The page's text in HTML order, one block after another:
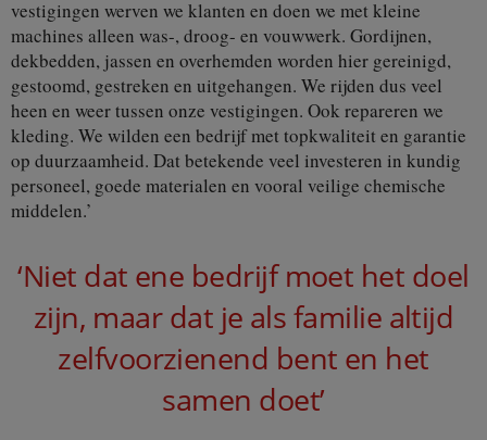
vestigingen werven we klanten en doen we met kleine
machines alleen was-, droog- en vouwwerk. Gordijnen,
dekbedden, jassen en overhemden worden hier gereinigd,
gestoomd, gestreken en uitgehangen. We rijden dus veel
heen en weer tussen onze vestigingen. Ook repareren we
kleding. We wilden een bedrijf met topkwaliteit en garantie
op duurzaamheid. Dat betekende veel investeren in kundig
personeel, goede materialen en vooral veilige chemische
middelen.’
‘Niet dat ene bedrijf moet het doel
zijn, maar dat je als familie altijd
zelfvoorzienend bent en het
samen doet’